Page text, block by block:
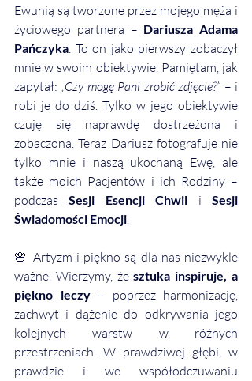
Ewunią są tworzone przez mojego męża i
życiowego partnera – Dariusza Adama
Pańczyka. To on jako pierwszy zobaczył
mnie w swoim obiektywie. Pamiętam, jak
zapytał: „Czy mogę Pani zrobić zdjęcie?” – i
robi je do dziś. Tylko w jego obiektywie
czuję się naprawdę dostrzeżona i
zobaczona. Teraz Dariusz fotografuje nie
tylko mnie i naszą ukochaną Ewę, ale
także moich Pacjentów i ich Rodziny –
podczas Sesji Esencji Chwil i Sesji
Świadomości Emocji.
🌸 Artyzm i piękno są dla nas niezwykle
ważne. Wierzymy, że sztuka inspiruje, a
piękno leczy – poprzez harmonizację,
zachwyt i dążenie do odkrywania jego
kolejnych warstw w różnych
przestrzeniach. W prawdziwej głębi, w
prawdzie i we współodczuwaniu